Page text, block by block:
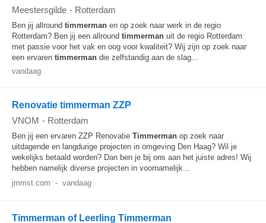
Meestersgilde - Rotterdam
Ben jij allround timmerman en op zoek naar werk in de regio
Rotterdam? Ben jij een allround timmerman uit de regio Rotterdam
met passie voor het vak en oog voor kwaliteit? Wij zijn op zoek naar
een ervaren timmerman die zelfstandig aan de slag...
vandaag
Renovatie timmerman ZZP
VNOM - Rotterdam
Ben jij een ervaren ZZP Renovatie Timmerman op zoek naar
uitdagende en langdurige projecten in omgeving Den Haag? Wil je
wekelijks betaald worden? Dan ben je bij ons aan het juiste adres! Wij
hebben namelijk diverse projecten in voornamelijk...
jmmst.com - vandaag
Timmerman of Leerling Timmerman